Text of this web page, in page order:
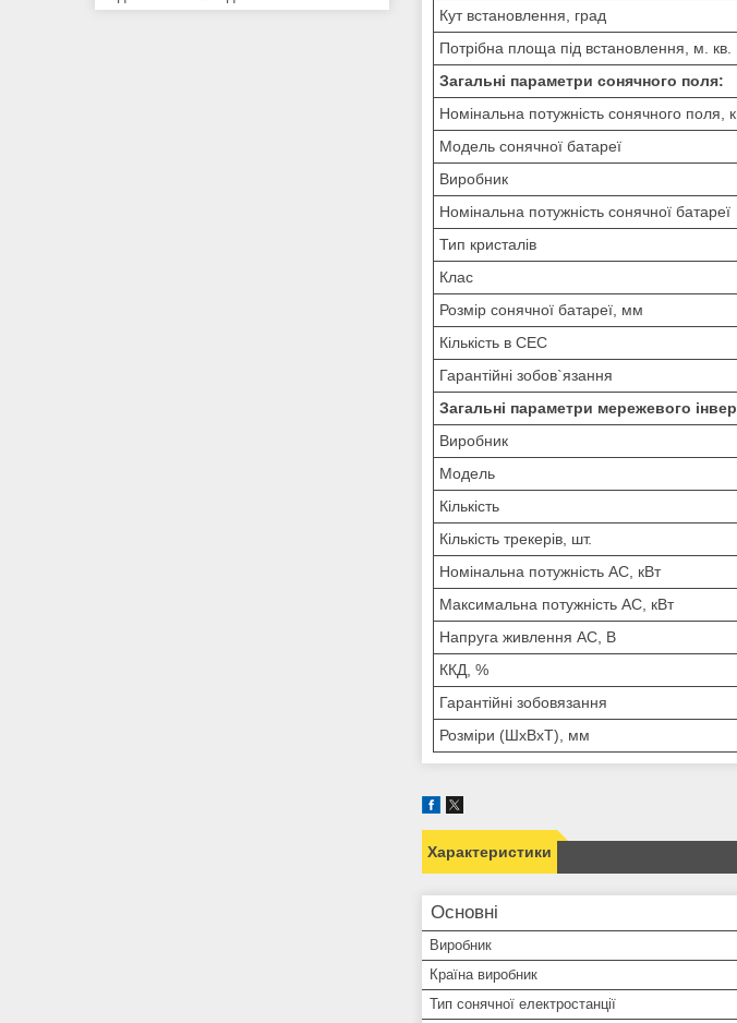
Кут встановлення, град
Потрібна площа під встановлення, м. кв.
Загальні параметри сонячного поля:
Номінальна потужність сонячного поля,
Модель сонячної батареї
Виробник
Номінальна потужність сонячної батареї
Тип кристалів
Клас
Розмір сонячної батареї, мм
Кількість в СЕС
Гарантійні зобов`язання
Загальні параметри мережевого
Виробник
Модель
Кількість
Кількість трекерів, шт.
Номінальна потужність АС, кВт
Максимальна потужність АС, кВт
Напруга живлення АС, В
ККД, %
Гарантійні зобовязання
Розміри (ШхВхТ), мм
Характеристики
Основні
Виробник
Країна виробник
Тип сонячної електростанції